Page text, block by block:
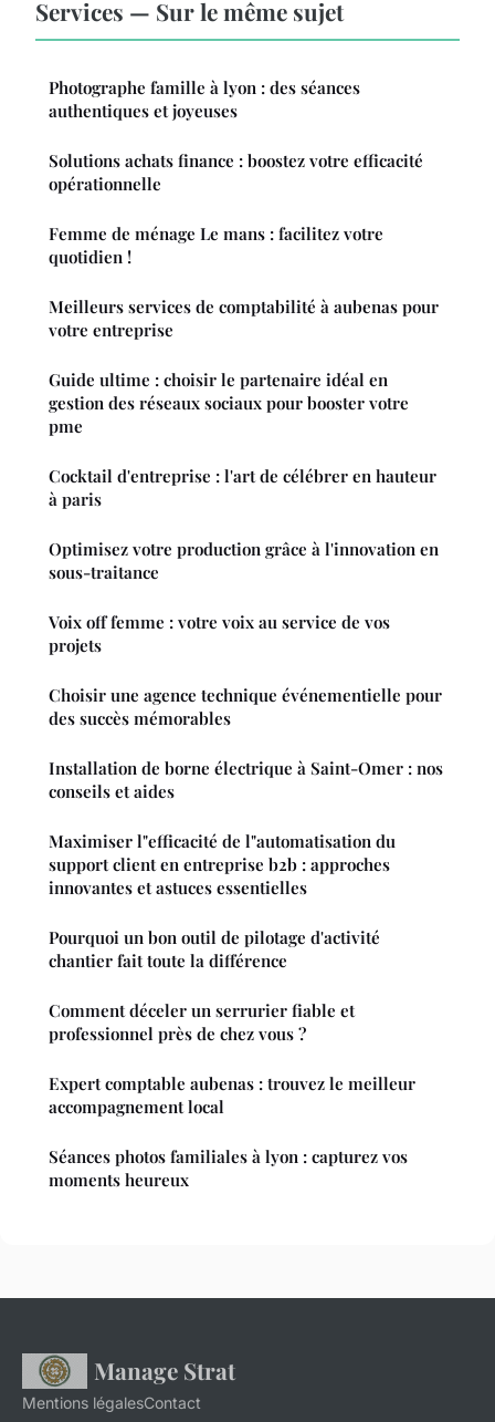
Services — Sur le même sujet
Photographe famille à lyon : des séances
authentiques et joyeuses
Solutions achats finance : boostez votre efficacité
opérationnelle
Femme de ménage Le mans : facilitez votre
quotidien !
Meilleurs services de comptabilité à aubenas pour
votre entreprise
Guide ultime : choisir le partenaire idéal en
gestion des réseaux sociaux pour booster votre
pme
Cocktail d'entreprise : l'art de célébrer en hauteur
à paris
Optimisez votre production grâce à l'innovation en
sous-traitance
Voix off femme : votre voix au service de vos
projets
Choisir une agence technique événementielle pour
des succès mémorables
Installation de borne électrique à Saint-Omer : nos
conseils et aides
Maximiser l"efficacité de l"automatisation du
support client en entreprise b2b : approches
innovantes et astuces essentielles
Pourquoi un bon outil de pilotage d'activité
chantier fait toute la différence
Comment déceler un serrurier fiable et
professionnel près de chez vous ?
Expert comptable aubenas : trouvez le meilleur
accompagnement local
Séances photos familiales à lyon : capturez vos
moments heureux
Manage Strat
Mentions légalesContact